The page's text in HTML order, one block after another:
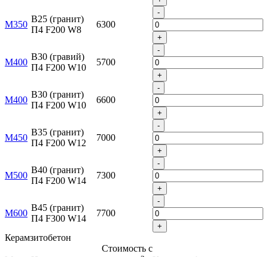
М350
B25 (гранит)
П4 F200 W8
6300
-
+
М400
B30 (гравий)
П4 F200 W10
5700
-
+
М400
B30 (гранит)
П4 F200 W10
6600
-
+
М450
B35 (гранит)
П4 F200 W12
7000
-
+
М500
B40 (гранит)
П4 F200 W14
7300
-
+
М600
B45 (гранит)
П4 F300 W14
7700
-
+
Керамзитобетон
Стоимость с